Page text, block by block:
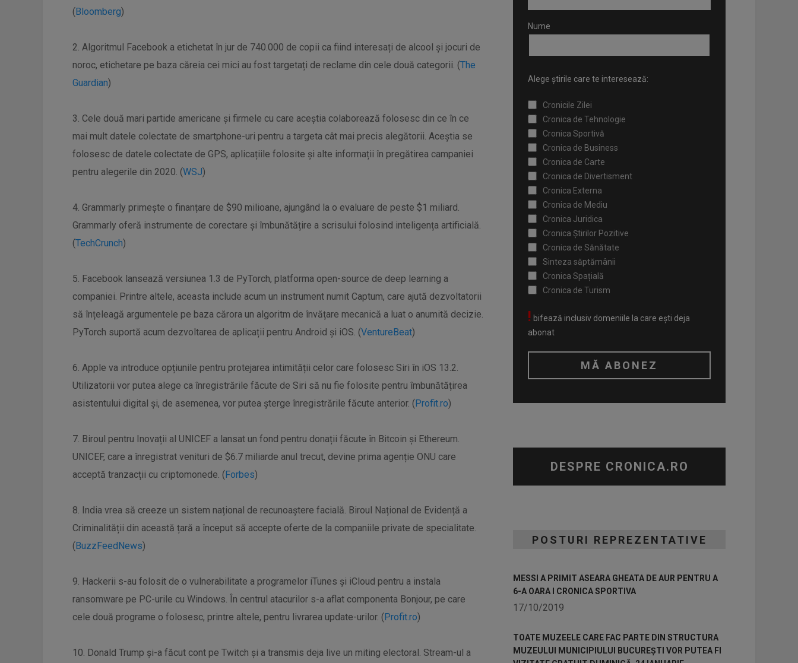
(Bloomberg)
2. Algoritmul Facebook a etichetat în jur de 740.000 de copii ca fiind interesați de alcool și jocuri de
noroc, etichetare pe baza căreia cei mici au fost targetați de reclame din cele două categorii. (The
Guardian)
3. Cele două mari partide americane și firmele cu care aceștia colaborează folosesc din ce în ce
mai mult datele colectate de smartphone-uri pentru a targeta cât mai precis alegătorii. Aceștia se
folosesc de datele colectate de GPS, aplicațiile folosite și alte informații în pregătirea campaniei
pentru alegerile din 2020. (WSJ)
4. Grammarly primește o finanțare de $90 milioane, ajungând la o evaluare de peste $1 miliard.
Grammarly oferă instrumente de corectare și îmbunătățire a scrisului folosind inteligența artificială.
(TechCrunch)
5. Facebook lansează versiunea 1.3 de PyTorch, platforma open-source de deep learning a
companiei. Printre altele, aceasta include acum un instrument numit Captum, care ajută dezvoltatorii
să înțeleagă argumentele pe baza cărora un algoritm de învățare mecanică a luat o anumită decizie.
PyTorch suportă acum dezvoltarea de aplicații pentru Android și iOS. (VentureBeat)
6. Apple va introduce opțiunile pentru protejarea intimității celor care folosesc Siri în iOS 13.2.
Utilizatorii vor putea alege ca înregistrările făcute de Siri să nu fie folosite pentru îmbunătățirea
asistentului digital și, de asemenea, vor putea șterge înregistrările făcute anterior. (Profit.ro)
7. Biroul pentru Inovații al UNICEF a lansat un fond pentru donații făcute în Bitcoin și Ethereum.
UNICEF, care a înregistrat venituri de $6.7 miliarde anul trecut, devine prima agenție ONU care
acceptă tranzacții cu criptomonede. (Forbes)
8. India vrea să creeze un sistem național de recunoaștere facială. Biroul Național de Evidență a
Criminalității din această țară a început să accepte oferte de la companiile private de specialitate.
(BuzzFeedNews)
9. Hackerii s-au folosit de o vulnerabilitate a programelor iTunes și iCloud pentru a instala
ransomware pe PC-urile cu Windows. În centrul atacurilor s-a aflat componenta Bonjour, pe care
cele două programe o folosesc, printre altele, pentru livrarea update-urilor. (Profit.ro)
10. Donald Trump și-a făcut cont pe Twitch și a transmis deja live un miting electoral. Stream-ul a
Nume
Alege știrile care te interesează:
Cronicile Zilei
Cronica de Tehnologie
Cronica Sportivă
Cronica de Business
Cronica de Carte
Cronica de Divertisment
Cronica Externa
Cronica de Mediu
Cronica Juridica
Cronica Știrilor Pozitive
Cronica de Sănătate
Sinteza săptămânii
Cronica Spațială
Cronica de Turism
! bifează inclusiv domeniile la care ești deja
abonat
DESPRE CRONICA.RO
POSTURI REPREZENTATIVE
MESSI A PRIMIT ASEARA GHEATA DE AUR PENTRU A
6-A OARA I CRONICA SPORTIVA
17/10/2019
TOATE MUZEELE CARE FAC PARTE DIN STRUCTURA
MUZEULUI MUNICIPIULUI BUCUREȘTI VOR PUTEA FI